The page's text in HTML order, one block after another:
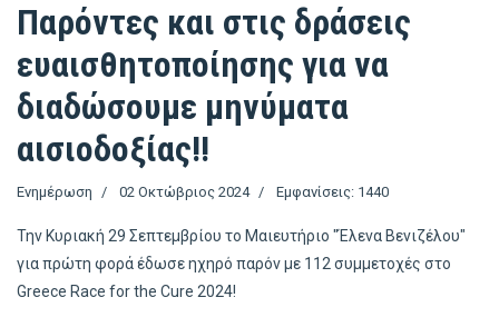
Παρόντες και στις δράσεις
ευαισθητοποίησης για να
διαδώσουμε μηνύματα
αισιοδοξίας!!
Ενημέρωση 02 Οκτώβριος 2024 Εμφανίσεις: 1440
Την Κυριακή 29 Σεπτεμβρίου το Μαιευτήριο "Έλενα Βενιζέλου"
για πρώτη φορά έδωσε ηχηρό παρόν με 112 συμμετοχές στο
Greece Race for the Cure 2024!